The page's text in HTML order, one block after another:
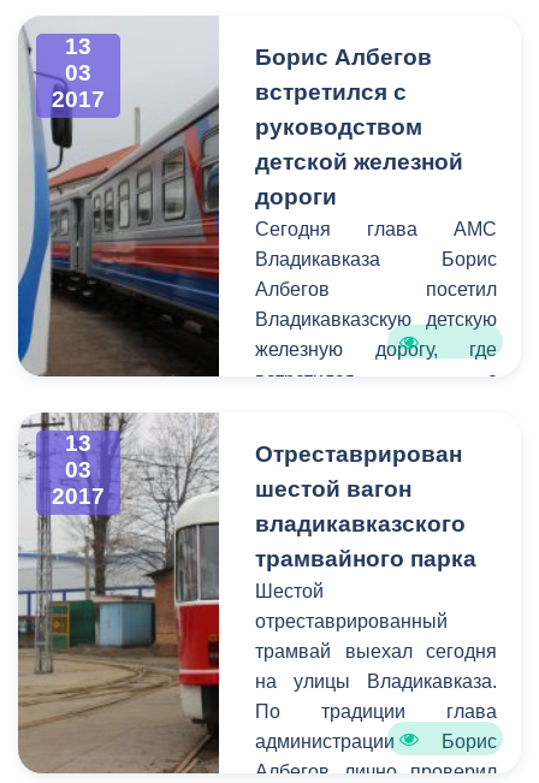
или иных улицах.
Юга» Сергея Архипова.
13
03
2017
Борис Албегов
встретился с
руководством
детской железной
дороги
Сегодня глава АМС
Владикавказа Борис
Албегов посетил
Владикавказскую детскую
железную дорогу, где
встретился с
обсуждению стало
будущее сотрудничество
руководства ДЖД и
городских властей.
13
03
2017
Отреставрирован
шестой вагон
владикавказского
трамвайного парка
Шестой
отреставрированный
трамвай выехал сегодня
на улицы Владикавказа.
По традиции глава
администрации Борис
Албегов лично проверил